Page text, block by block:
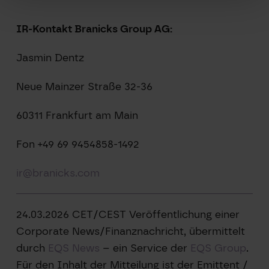
IR-Kontakt Branicks Group AG:
Jasmin Dentz
Neue Mainzer Straße 32-36
60311 Frankfurt am Main
Fon +49 69 9454858-1492
ir@branicks.com
24.03.2026 CET/CEST Veröffentlichung einer
Corporate News/Finanznachricht, übermittelt
durch EQS News – ein Service der EQS Group.
Für den Inhalt der Mitteilung ist der Emittent /